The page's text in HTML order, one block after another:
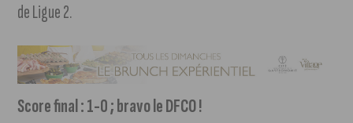
de Ligue 2.
Score final : 1-0 ; bravo le DFCO !